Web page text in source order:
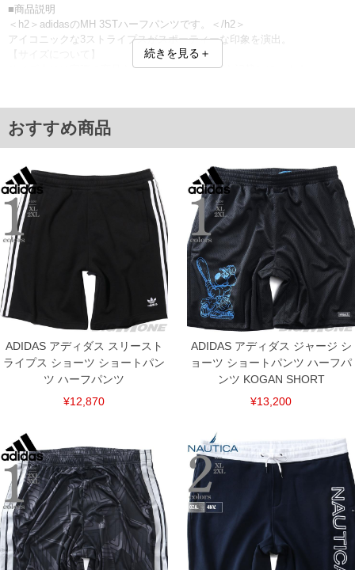
■商品説明
＜h2＞adidasのMH 3STハーフパンツです。＜/h2＞
アイコニックな3ストライプスがスポーティーな印象を演出。
サイズ表には実際の商品を採寸した実寸サイズを記載しています。
■サイズ表
3XL
4XL/101～120/21/42/137/51
5XL/110～134/22/44/146/53
単位はcm
※【返品交換について】
返品交換希望の方は、商品到着後1週間以内にご連絡ください。
下着(肌着)やワイシャツは商品の性質上、返品交換不可とさせて頂いております。予め
ご了承くださいませ。
※【ボトムの裾上げをご希望の場合】
裾上げ料金は500円+税となります。
備考欄に股下●cmとご記入下さい。（裾上げ無料対象商品は1本につき税込6,000円以
上の品が対象。1本5,999円以下の商品は有料（500円+税）となります。）
出荷まで約1週間～20日間程お時間を頂く場合がございます。
尚、裾上げした商品は返品・交換不可となりますので、予めご了承下さい。
いている、極端なデザインが施されている等)
※商品によって若干のサイズの誤差がございます。また、お客様がご使用の環境（コ
ください。
※当店での掲載商品は、実店鋪と在庫を共用しておりますので店頭での売り違い、店
舗からのお取り寄せ等により、お客様にご迷惑をお掛けしてしまう場合がございま
す。そのようなことがない様最大限に努めておりますが、もしあった場合速やかにご
連絡させて頂きますので予めご了承ください。
DETAIL
続きを見る＋
おすすめ商品
ADIDAS アディダス スリースト
ライプス ショーツ ショートパン
ツ ハーフパンツ
¥12,870
ADIDAS アディダス ジャージ シ
ョーツ ショートパンツ ハーフパ
ンツ KOGAN SHORT
¥13,200